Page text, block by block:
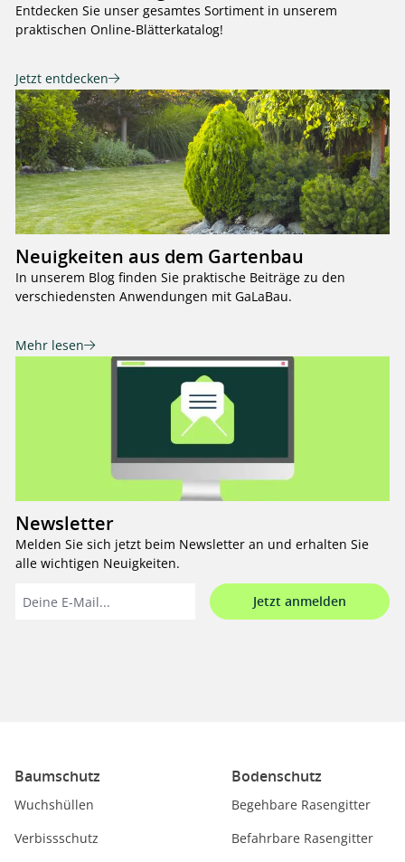
Entdecken Sie unser gesamtes Sortiment in unserem
praktischen Online-Blätterkatalog!
Jetzt entdecken
Neuigkeiten aus dem Gartenbau
In unserem Blog finden Sie praktische Beiträge zu den
verschiedensten Anwendungen mit GaLaBau.
Mehr lesen
Newsletter
Melden Sie sich jetzt beim Newsletter an und erhalten Sie
alle wichtigen Neuigkeiten.
Jetzt anmelden
Baumschutz
Wuchshüllen
Verbissschutz
Bodenschutz
Begehbare Rasengitter
Befahrbare Rasengitter